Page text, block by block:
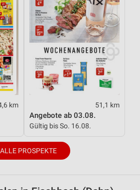
km 51,1 km
Angebote ab 03.08.
Gültig bis So. 16.08.
ALLE PROSPEKTE